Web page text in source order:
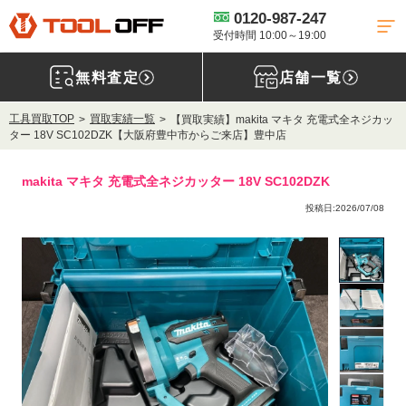
0120-987-247
受付時間 10:00～19:00
無料査定 店舗一覧
工具買取TOP 買取実績一覧
【買取実績】makita マキタ 充電式全ネジカッ
ター 18V SC102DZK【大阪府豊中市からご来店】豊中店
makita マキタ 充電式全ネジカッター 18V SC102DZK
投稿日:2026/07/08